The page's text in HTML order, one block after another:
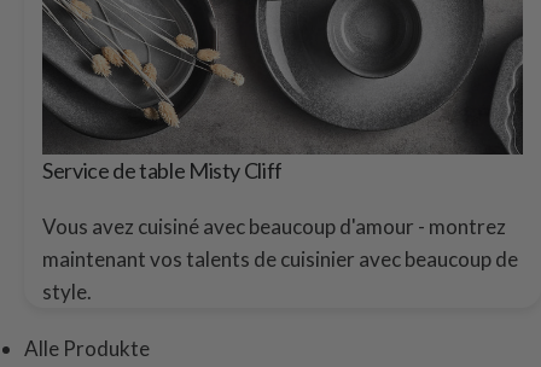
Service de table Misty Cliff
Vous avez cuisiné avec beaucoup d'amour - montrez
maintenant vos talents de cuisinier avec beaucoup de
style.
Alle Produkte